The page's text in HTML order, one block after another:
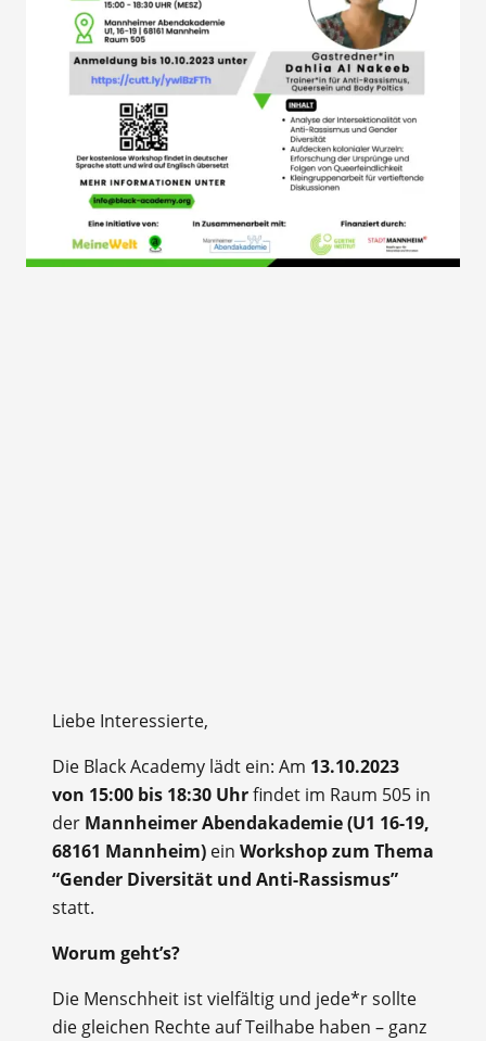
Liebe Interessierte,
Die Black Academy lädt ein: Am 13.10.2023
von 15:00 bis 18:30 Uhrfindet im Raum 505 in
der Mannheimer Abendakademie (U1 16-19,
68161 Mannheim) ein Workshop zum Thema
“Gender Diversität und Anti-Rassismus”
statt.
Worum geht’s?
Die Menschheit ist vielfältig und jede*r sollte
die gleichen Rechte auf Teilhabe haben – ganz